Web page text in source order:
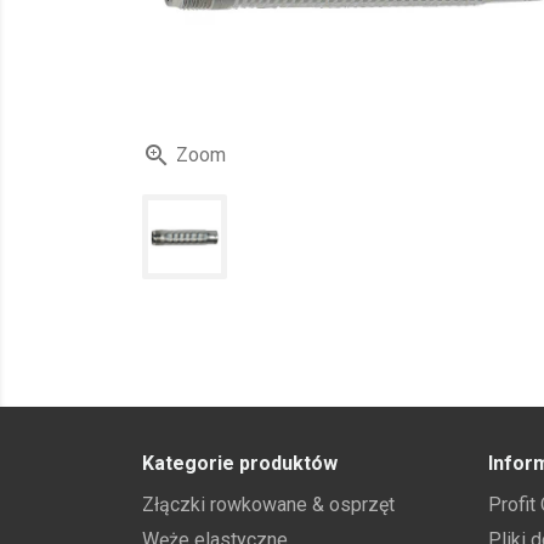
 Zoom
Kategorie produktów
Złączki rowkowane & osprzęt
Profit